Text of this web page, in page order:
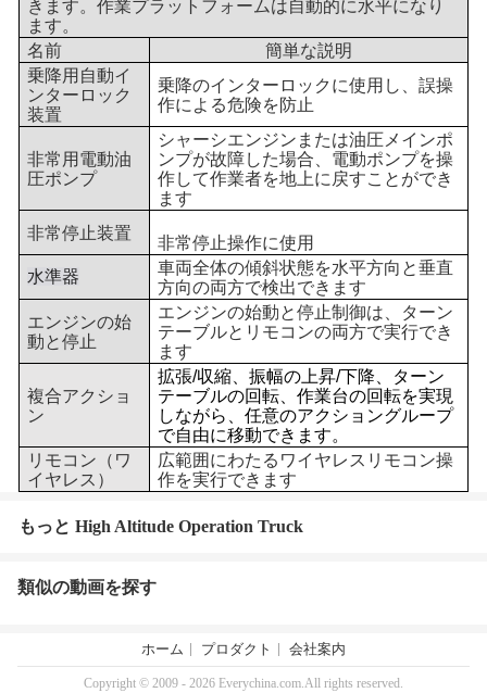
きます。作業プラットフォームは自動的に水平になり
ます。
名前
簡単な説明
乗降用自動イ
ンターロック
装置
乗降のインターロックに使用し、誤操
作による危険を防止
非常用電動油
圧ポンプ
シャーシエンジンまたは油圧メインポ
ンプが故障した場合、電動ポンプを操
作して作業者を地上に戻すことができ
ます
非常停止装置
非常停止操作に使用
水準器
車両全体の傾斜状態を水平方向と垂直
方向の両方で検出できます
エンジンの始
動と停止
エンジンの始動と停止制御は、ターン
テーブルとリモコンの両方で実行でき
ます
複合アクショ
ン
拡張/収縮、振幅の上昇/下降、ターン
テーブルの回転、作業台の回転を実現
しながら、任意のアクショングループ
で自由に移動できます。
リモコン（ワ
イヤレス）
広範囲にわたるワイヤレスリモコン操
作を実行できます
もっと High Altitude Operation Truck
類似の動画を探す
ホーム プロダクト 会社案内
Copyright © 2009 - 2026 Everychina.com.All rights reserved.